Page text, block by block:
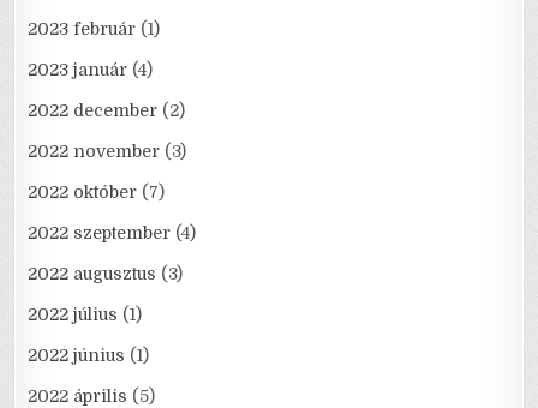
2023 február (1)
2023 január (4)
2022 december (2)
2022 november (3)
2022 október (7)
2022 szeptember (4)
2022 augusztus (3)
2022 július (1)
2022 június (1)
2022 április (5)